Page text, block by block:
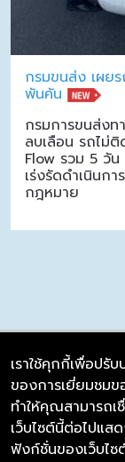
กรมขนส่ง เผย
พันคัน
กรมการขนส่งท
ลบเลือน รถไม่
Flow รวม 5 วั
เร่งรัดดำเนินก
กฎหมาย
บริษัท ซิมลิงค์ จำ
98/226
Bangyai,
เราใช้คุกกี้เพื่อปรั
ของการเยี่ยมชม
ทำให้คุณสามารถเ
เว็บไซต์นี้ต่อไปแส
ฟังก์ชั่นของเว็บไ